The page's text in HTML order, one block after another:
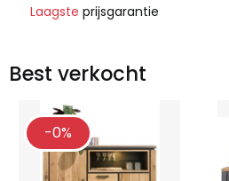
Laagste prijsgarantie
Best verkocht
-0%